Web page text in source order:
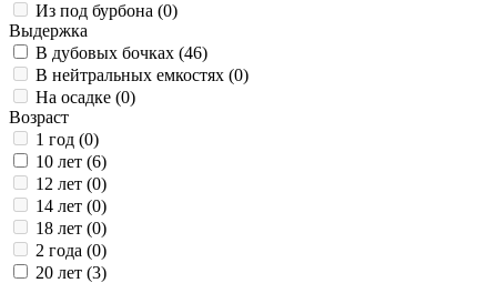
Из под бурбона (0)
Выдержка
В дубовых бочках (46)
В нейтральных емкостях (0)
На осадке (0)
Возраст
1 год (0)
10 лет (6)
12 лет (0)
14 лет (0)
18 лет (0)
2 года (0)
20 лет (3)